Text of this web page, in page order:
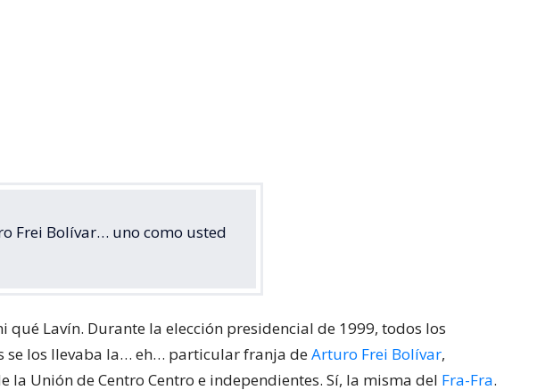
Frei Bolívar… uno como usted
qué Lavín. Durante la elección presidencial de 1999, todos los
se los llevaba la… eh… particular franja deArturo Frei Bolívar,
la Unión de Centro Centro e independientes. Sí, la misma del Fra-Fra.